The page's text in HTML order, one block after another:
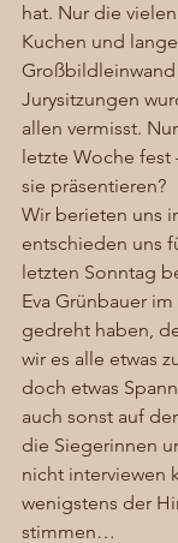
hat. Nur die
Kuchen und
Jurysitzungen
allen vermisst.
letzte Woche
sie präsentieren?
Wir berieten uns
entschieden uns
letzten Sonntag
Eva Grünbauer im
gedreht haben,
wir es alle etwas
doch etwas
auch sonst auf
die Siegerinnen
nicht interviewen
wenigstens der
stimmen…